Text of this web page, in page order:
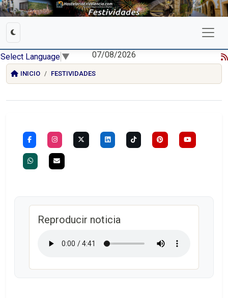
Select Language ▼ 07/08/2026
INICIO FESTIVIDADES
Reproducir noticia